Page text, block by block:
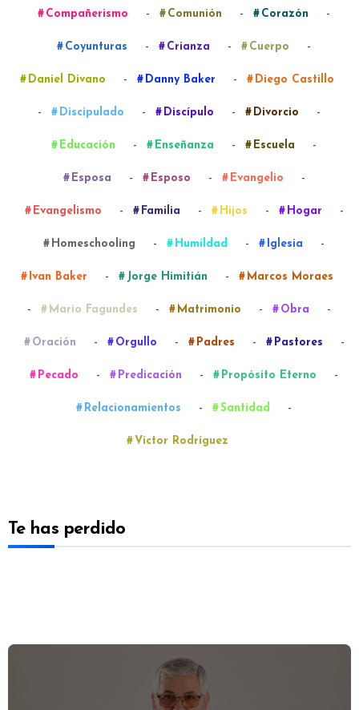
Compañerismo - Comunión - Corazón -
Coyunturas - Crianza - Cuerpo -
Daniel Divano - Danny Baker - Diego Castillo
- Discipulado - Discípulo - Divorcio -
Educación - Enseñanza - Escuela -
Esposa - Esposo - Evangelio -
Evangelismo - Familia - Hijos - Hogar -
Homeschooling - Humildad - Iglesia -
Ivan Baker - Jorge Himitián - Marcos Moraes
- Mario Fagundes - Matrimonio - Obra -
Oración - Orgullo - Padres - Pastores -
Pecado - Predicación - Propósito Eterno -
Relacionamientos - Santidad -
Víctor Rodríguez
Te has perdido